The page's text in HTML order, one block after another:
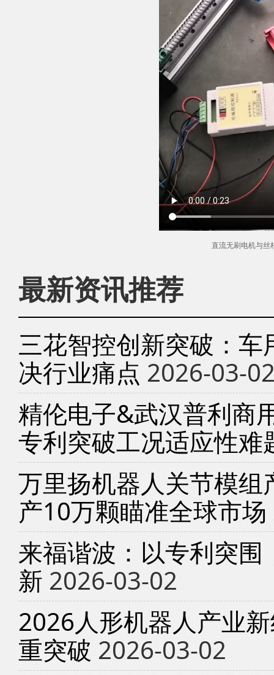
直流无刷电机与丝
最新资讯推荐
三花智控创新突破：
决行业痛点 2026-03-
精伦电子&武汉普利商
专利突破工况适应性难
万里扬机器人关节模
产10万颗瞄准全球市场
来福谐波：以专利突
新 2026-03-02
2026人形机器人产业
重突破 2026-03-02